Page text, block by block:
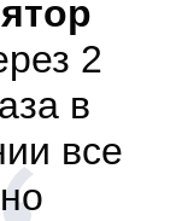
2
в
все